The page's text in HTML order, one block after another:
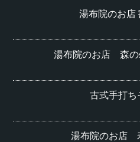
湯布院のお店
湯布院のお店 森の
古式手打
湯布院のお店